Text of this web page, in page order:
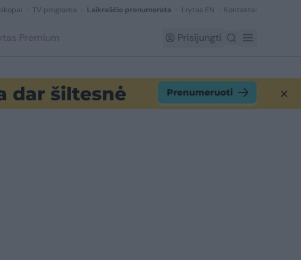
TV programa Laikraščio prenumerata Lrytas EN Kontaktai
Premium Prisijungti